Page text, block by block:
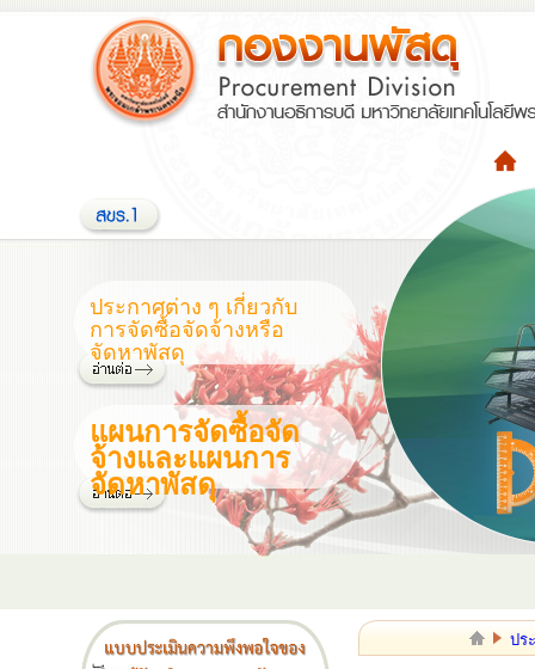
ประกาศต่าง ๆ เกี่ยวกับ
การจัดซื้อจัดจ้างหรือ
จัดหาพัสดุ
แผนการจัดซื้อจัด
จ้างและแผนการ
จัดหาพัสดุ
ปร